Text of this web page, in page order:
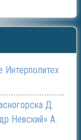
Интерполитех
Д.
Невский» А.